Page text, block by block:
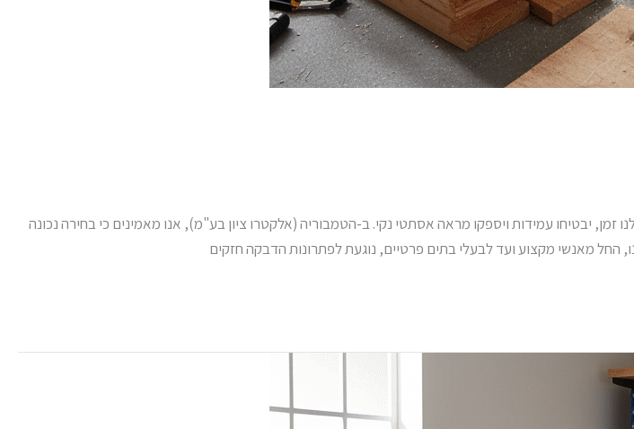
יבטיחו עמידות ויספקו מראה אסתטי נקי. ב-הטמבוריה (אלקטרו ציון בע"מ), אנו מאמינים כי בחירה נכונה
מאנשי מקצוע ועד לבעלי בתים פרטיים, נוגעת לפתרונות הדבקה חזקים